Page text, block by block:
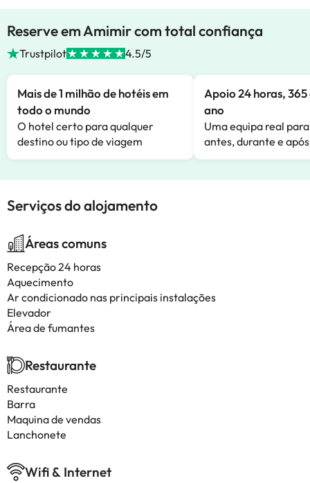
Reserve em Amimir com total confiança
Trustpilot 4.5/5
Mais de 1 milhão de hotéis em
todo o mundo
O hotel certo para qualquer
destino ou tipo de viagem
Apoio 24 horas,
ano
Uma equipa real
antes, durante e
Serviços do alojamento
Áreas comuns
Recepção 24 horas
Aquecimento
Ar condicionado nas principais instalações
Elevador
Área de fumantes
Restaurante
Restaurante
Barra
Maquina de vendas
Lanchonete
Wifi & Internet